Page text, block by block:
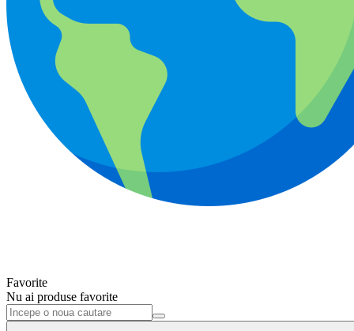
Favorite
Nu ai produse favorite